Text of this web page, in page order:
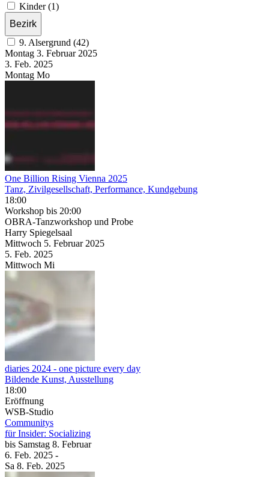
Kinder (1)
Bezirk
9. Alsergrund (42)
Montag 3. Februar 2025
3. Feb. 2025
Montag Mo
One Billion Rising Vienna 2025
Tanz, Zivilgesellschaft, Performance, Kundgebung
18:00
Workshop bis 20:00
OBRA-Tanzworkshop und Probe
Harry Spiegelsaal
Mittwoch 5. Februar 2025
5. Feb. 2025
Mittwoch Mi
diaries 2024 - one picture every day
Bildende Kunst, Ausstellung
18:00
Eröffnung
WSB-Studio
Communitys
für Insider: Socializing
bis Samstag 8. Februar
6. Feb. 2025 -
Sa 8. Feb. 2025